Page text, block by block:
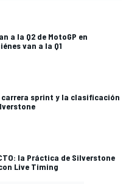
a la Q2 de MotoGP en
van a la Q1
carrera sprint y la clasificación
la Práctica de Silverstone
Live Timing